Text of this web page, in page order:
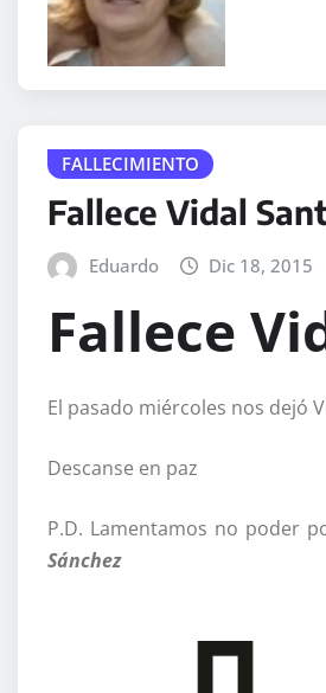
FALLECIMIENTO
Fallece Vidal
Eduardo Dic 18, 2015
Fallece
El pasado miércoles nos dejó
Descanse en paz
P.D. Lamentamos no poder
Sánchez